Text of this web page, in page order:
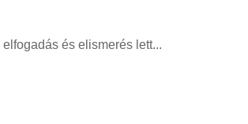
és elismerés lett...